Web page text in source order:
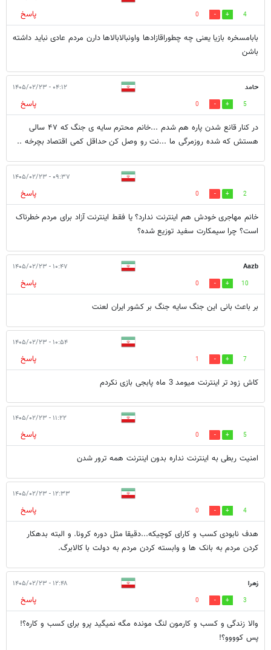
4
0
پاسخ
بابامسخره بازیا یعنی چه چطوراقازادها واونبالابالاها دارن مردم عادی نباید داشته
باشن
حامد ۰۴:۱۲ - ۱۴۰۵/۰۲/۲۳
5
0
پاسخ
در کنار قانع شدن پاره هم شدم ...خانم محترم سایه ی جنگ که ۴۷ سالی
هستش که شده روزمرگی ما ...نت رو وصل کن حداقل کمی اقتصاد بچرخه ..
۰۹:۳۷ - ۱۴۰۵/۰۲/۲۳
2
0
پاسخ
خانم مهاجری خودش هم اینترنت ندارد؟ یا فقط اینترنت آزاد برای مردم خطرناک
است؟ چرا سیمکارت سفید توزیع شده؟
Aazb ۱۰:۴۷ - ۱۴۰۵/۰۲/۲۳
10
0
پاسخ
بر باعث بانی این جنگ سایه جنگ بر کشور ایران لعنت
۱۰:۵۴ - ۱۴۰۵/۰۲/۲۳
7
1
پاسخ
کاش زود تر اینترنت میومد 3 ماه پابجی بازی نکردم
۱۱:۲۲ - ۱۴۰۵/۰۲/۲۳
5
0
پاسخ
امنیت ربطی به اینترنت نداره بدون اینترنت همه ترور شدن
۱۲:۳۳ - ۱۴۰۵/۰۲/۲۳
4
0
پاسخ
هدف نابودی کسب و کارای کوچیکه...دقیقا مثل دوره کرونا. و البته بدهکار
کردن مردم به بانک ها و وابسته کردن مردم به دولت با کالابرگ.
زهرا ۱۲:۴۸ - ۱۴۰۵/۰۲/۲۳
3
0
پاسخ
والا زندگی و کسب و کارمون لنگ مونده مگه نمیگید پرو برای کسب و کاره؟!
پس کوووو؟!